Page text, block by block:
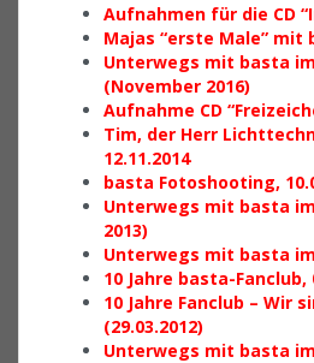
Aufnahmen für die CD
Majas “erste Male” mit
Unterwegs mit basta
(November 2016)
Aufnahme CD
Tim, der Herr
12.11.2014
basta Fotoshooting,
Unterwegs mit basta
2013)
Unterwegs mit basta
10 Jahre basta-Fanclub,
10 Jahre Fanclub – Wir
(29.03.2012)
Unterwegs mit basta